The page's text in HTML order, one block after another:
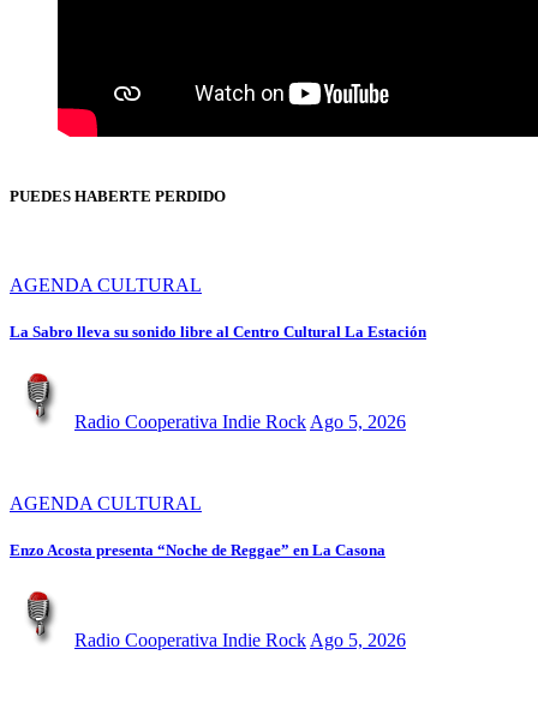
PUEDES HABERTE PERDIDO
AGENDA CULTURAL
La Sabro lleva su sonido libre al Centro Cultural La Estación
Radio Cooperativa Indie Rock Ago 5, 2026
AGENDA CULTURAL
Enzo Acosta presenta “Noche de Reggae” en La Casona
Radio Cooperativa Indie Rock Ago 5, 2026